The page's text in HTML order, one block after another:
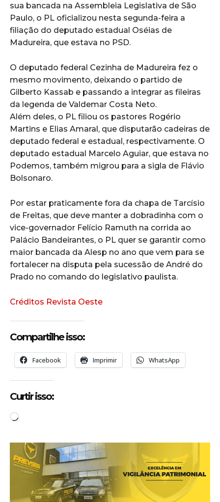
sua bancada na Assembleia Legislativa de São
Paulo, o PL oficializou nesta segunda-feira a
filiação do deputado estadual Oséias de
Madureira, que estava no PSD.
O deputado federal Cezinha de Madureira fez o
mesmo movimento, deixando o partido de
Gilberto Kassab e passando a integrar as fileiras
da legenda de Valdemar Costa Neto.
Além deles, o PL filiou os pastores Rogério
Martins e Elias Amaral, que disputarão cadeiras de
deputado federal e estadual, respectivamente. O
deputado estadual Marcelo Aguiar, que estava no
Podemos, também migrou para a sigla de Flávio
Bolsonaro.
Por estar praticamente fora da chapa de Tarcísio
de Freitas, que deve manter a dobradinha com o
vice-governador Felício Ramuth na corrida ao
Palácio Bandeirantes, o PL quer se garantir como
maior bancada da Alesp no ano que vem para se
fortalecer na disputa pela sucessão de André do
Prado no comando do legislativo paulista.
Créditos Revista Oeste
Compartilhe isso:
Facebook Imprimir WhatsApp
Curtir isso:
C
r
r
e